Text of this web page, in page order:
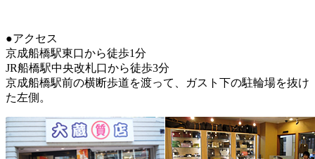
●アクセス
京成船橋駅東口から徒歩1分
JR船橋駅中央改札口から徒歩3分
京成船橋駅前の横断歩道を渡って、ガスト下の駐輪場を抜け
た左側。